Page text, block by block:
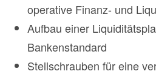
operative Finanz- und
Aufbau einer
Bankenstandard
Stellschrauben für eine